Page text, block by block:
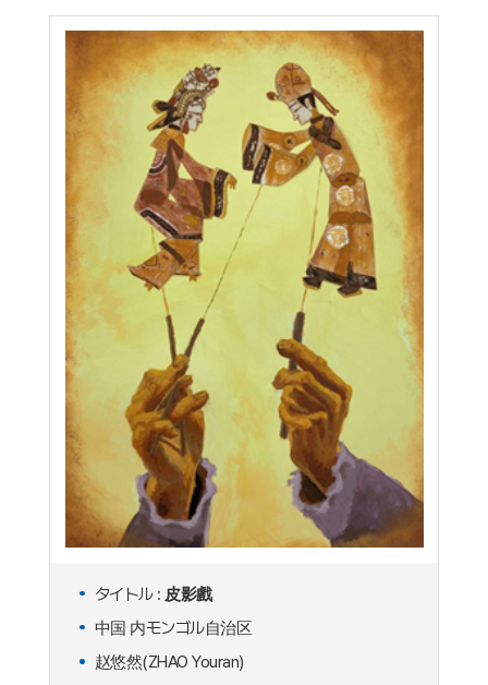
タイトル : 皮影戲
中国 内モンゴル自治区
赵悠然(ZHAO Youran)